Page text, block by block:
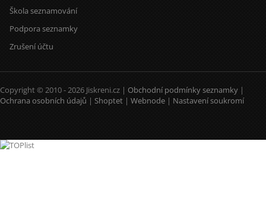
Škola seznamování
Podpora seznamky
Zrušení účtu
Copyright © 2010 - 2026 Jiskreni.cz | Obchodní podmínky seznamky |
Ochrana osobních údajů | Shoptet | Webnode | Nastavení soukromí